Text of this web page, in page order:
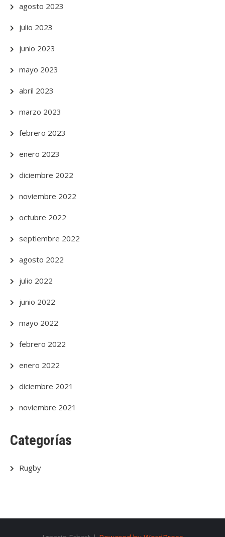
agosto 2023
julio 2023
junio 2023
mayo 2023
abril 2023
marzo 2023
febrero 2023
enero 2023
diciembre 2022
noviembre 2022
octubre 2022
septiembre 2022
agosto 2022
julio 2022
junio 2022
mayo 2022
febrero 2022
enero 2022
diciembre 2021
noviembre 2021
Categorías
Rugby